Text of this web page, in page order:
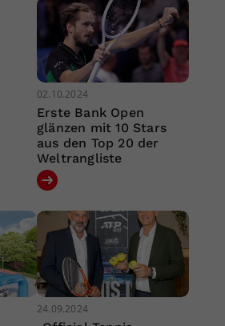
02.10.2024
Erste Bank Open
glänzen mit 10 Stars
aus den Top 20 der
Weltrangliste
24.09.2024